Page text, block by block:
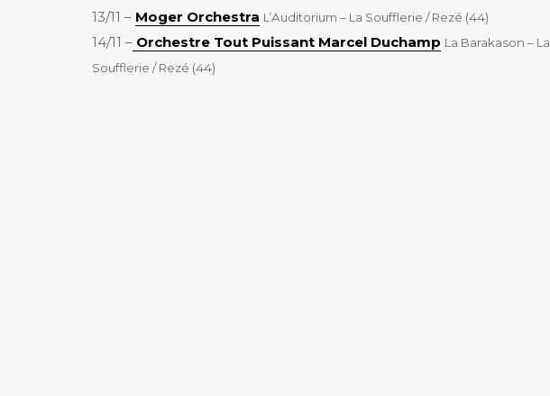
13/11 – Moger Orchestra L’Auditorium – La Soufflerie / Rezé (44)
14/11 – Orchestre Tout Puissant Marcel Duchamp La Barakason – La
Soufflerie / Rezé (44)